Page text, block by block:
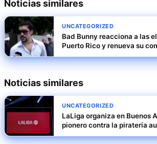
Noticias similares
UNCATEGORIZED
Bad Bunny reacciona a las
Puerto Rico y renueva su
isla
Noticias similares
UNCATEGORIZED
LaLiga organiza en Buenos
pionero contra la piratería
Latinoamérica